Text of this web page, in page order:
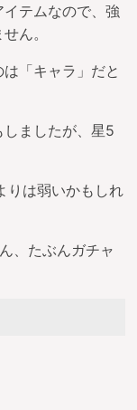
イテムなので、強
ん。
「キャラ」だと
しましたが、星5
りは弱いかもしれ
、たぶんガチャ